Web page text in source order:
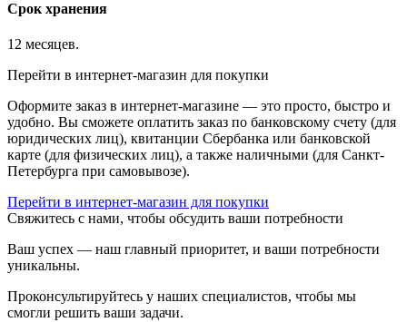
Срок хранения
12 месяцев.
Перейти в интернет-магазин для покупки
Оформите заказ в интернет-магазине — это просто, быстро и
удобно. Вы сможете оплатить заказ по банковскому счету (для
юридических лиц), квитанции Сбербанка или банковской
карте (для физических лиц), а также наличными (для Санкт-
Петербурга при самовывозе).
Перейти в интернет-магазин для покупки
Свяжитесь с нами, чтобы обсудить ваши потребности
Ваш успех — наш главный приоритет, и ваши потребности
уникальны.
Проконсультируйтесь у наших специалистов, чтобы мы
смогли решить ваши задачи.